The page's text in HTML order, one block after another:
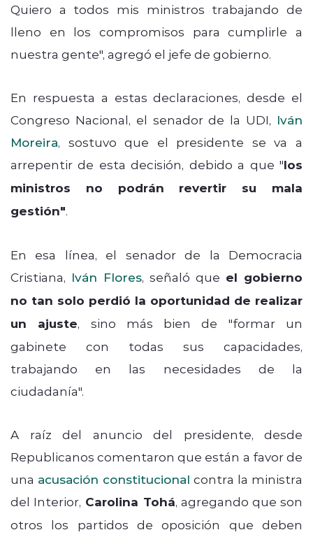
Quiero a todos mis ministros trabajando de
lleno en los compromisos para cumplirle a
nuestra gente", agregó el jefe de gobierno.
En respuesta a estas declaraciones, desde el
Congreso Nacional, el senador de la UDI, Iván
Moreira, sostuvo que el presidente se va a
arrepentir de esta decisión, debido a que "los
ministros no podrán revertir su mala
gestión".
En esa línea, el senador de la Democracia
Cristiana, Iván Flores, señaló que el gobierno
no tan solo perdió la oportunidad de realizar
un ajuste, sino más bien de "formar un
gabinete con todas sus capacidades,
trabajando en las necesidades de la
ciudadanía".
A raíz del anuncio del presidente, desde
Republicanos comentaron que están a favor de
una acusación constitucional contra la ministra
del Interior, Carolina Tohá, agregando que son
otros los partidos de oposición que deben